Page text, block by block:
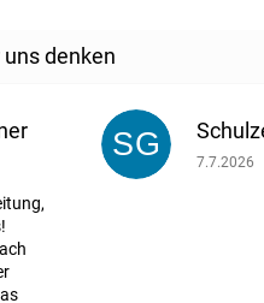
beträgt 1 von 5 Sternen.
SG Die
7.7.2026